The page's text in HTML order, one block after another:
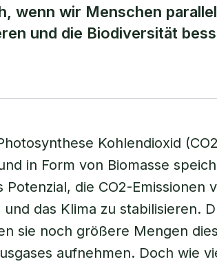
wenn wir Menschen parallel
und die Biodiversität
Kohlendioxid
in Form von Biomasse
die CO2-Emissionen
das Klima zu stabilisieren.
sie noch größere Mengen
aufnehmen. Doch wie